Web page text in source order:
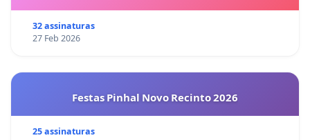
32 assinaturas
27 Feb 2026
Festas Pinhal Novo Recinto 2026
25 assinaturas